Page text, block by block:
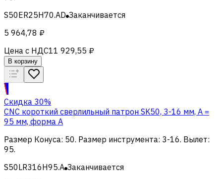
S50ER25H70.AD Заканчивается
5 964,78 ₽
Цена с НДС11 929,55 ₽
В корзину
Скидка 30%
CNC короткий сверлильный патрон SK50, 3-16 мм, А =
95 мм, форма А
Размер Конуса: 50. Размер инструмента: 3-16. Вылет:
95.
S50LR316H95.A Заканчивается